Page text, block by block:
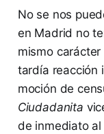
No se nos
en Madrid no
mismo
tardía reacción
moción de
Ciudadanita
de inmediato